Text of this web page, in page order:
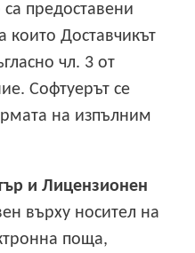
предоставени
които Доставчикът
чл. 3 от
Софтуерът се
на изпълним
и Лицензионен
върху носител на
поща,